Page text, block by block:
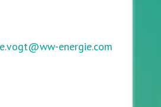
energie.com